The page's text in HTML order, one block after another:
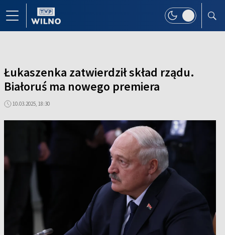
Łukaszenka zatwierdził skład rządu.
Białoruś ma nowego premiera
10.03.2025, 18:30